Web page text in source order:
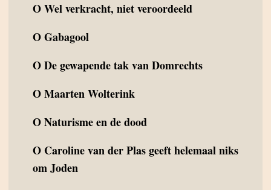
OWel verkracht, niet veroordeeld
OGabagool
ODe gewapende tak van Domrechts
OMaarten Wolterink
ONaturisme en de dood
O Caroline van der Plas geeft helemaal niks
om Joden